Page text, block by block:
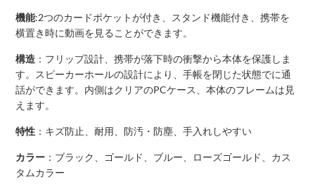
機能:2つのカードポケットが付き、スタンド機能付き、携帯を
横置き時に動画を見ることができます。
構造 ：フリップ設計、携帯が落下時の衝撃から本体を保護しま
す。スピーカーホールの設計により、手帳を閉じた状態でに通
話ができます。内側はクリアのPCケース、本体のフレームは見
えます。
特性 ：キズ防止、耐用、防汚・防塵、手入れしやすい
カラー ：ブラック、ゴールド、ブルー、ローズゴールド、カス
タムカラー